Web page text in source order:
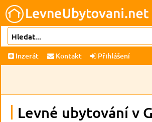
Inzerát Kontakt Přihlášení
Levné ubytování v